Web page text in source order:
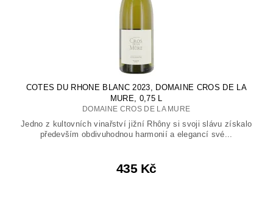
COTES DU RHONE BLANC 2023, DOMAINE CROS DE LA
MURE, 0,75 L
DOMAINE CROS DE LA MURE
Jedno z kultovních vinařství jižní Rhôny si svoji slávu získalo
především obdivuhodnou harmonií a elegancí své...
435 Kč